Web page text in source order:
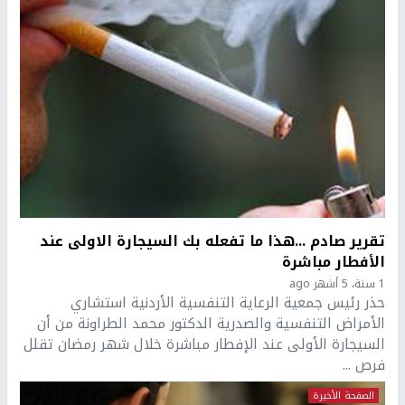
تقرير صادم ...هذا ما تفعله بك السيجارة الاولى عند
الأفطار مباشرة
1 سنة، 5 أشهر ago
حذر رئيس جمعية الرعاية التنفسية الأردنية استشاري
الأمراض التنفسية والصدرية الدكتور محمد الطراونة من أن
السيجارة الأولى عند الإفطار مباشرة خلال شهر رمضان تقلل
فرص ...
الصفحة الأخيرة